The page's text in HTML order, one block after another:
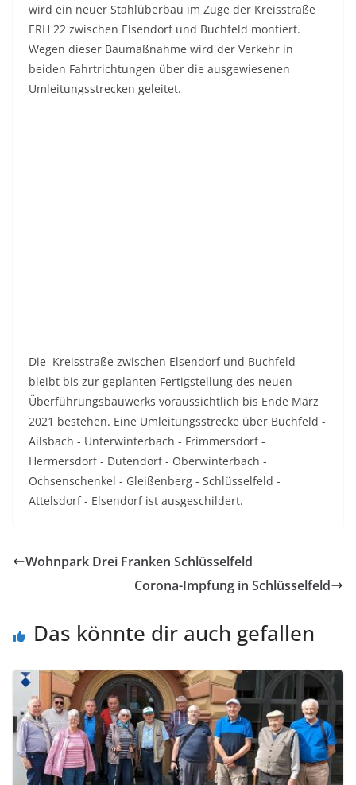
wird ein neuer Stahlüberbau im Zuge der Kreisstraße
ERH 22 zwischen Elsendorf und Buchfeld montiert.
Wegen dieser Baumaßnahme wird der Verkehr in
beiden Fahrtrichtungen über die ausgewiesenen
Umleitungsstrecken geleitet.
Die Kreisstraße zwischen Elsendorf und Buchfeld
bleibt bis zur geplanten Fertigstellung des neuen
Überführungsbauwerks voraussichtlich bis Ende März
2021 bestehen. Eine Umleitungsstrecke über Buchfeld -
Ailsbach - Unterwinterbach - Frimmersdorf -
Hermersdorf - Dutendorf - Oberwinterbach -
Ochsenschenkel - Gleißenberg - Schlüsselfeld -
Attelsdorf - Elsendorf ist ausgeschildert.
Wohnpark Drei Franken Schlüsselfeld
Corona-Impfung in Schlüsselfeld
Das könnte dir auch gefallen